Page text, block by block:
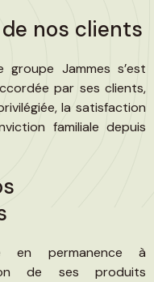
nos clients
groupe Jammes s’est
par ses clients,
la satisfaction
familiale depuis
en permanence à
de ses produits